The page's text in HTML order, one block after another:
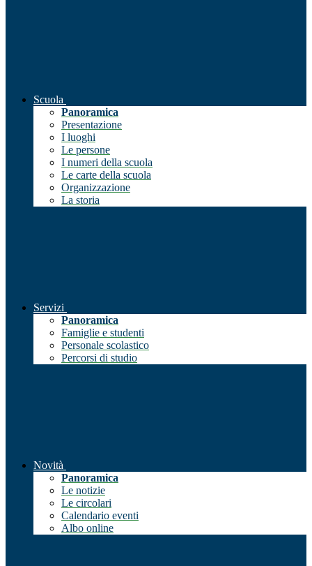
Scuola
Panoramica
Presentazione
I luoghi
Le persone
I numeri della scuola
Le carte della scuola
Organizzazione
La storia
Servizi
Panoramica
Famiglie e studenti
Personale scolastico
Percorsi di studio
Novità
Panoramica
Le notizie
Le circolari
Calendario eventi
Albo online